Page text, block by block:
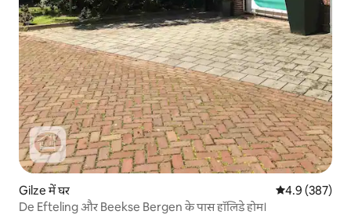
Gilze में घर औसत रेटिंग 5 में
4.9 (387)
De Efteling और Beekse Bergen के पास हॉलिडे होम।